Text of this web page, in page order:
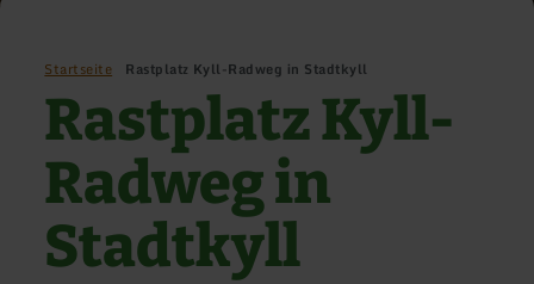
Startseite Rastplatz Kyll-Radweg in Stadtkyll
Rastplatz Kyll-
Radweg in
Stadtkyll